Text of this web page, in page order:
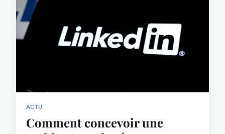
ACTU
Comment concevoir une